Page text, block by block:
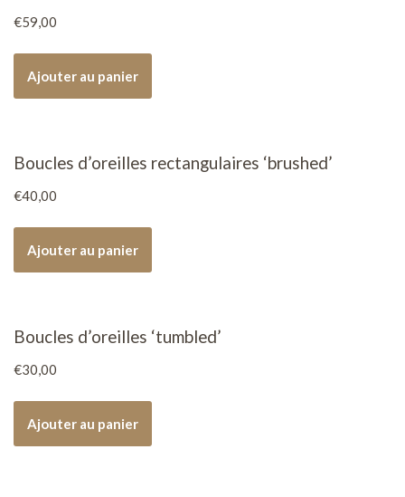
€59,00
Ajouter au panier
Boucles d’oreilles rectangulaires ‘brushed’
€40,00
Ajouter au panier
Boucles d’oreilles ‘tumbled’
€30,00
Ajouter au panier